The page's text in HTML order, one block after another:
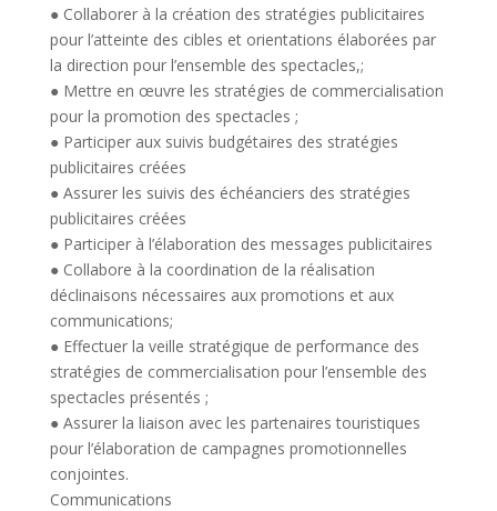
● Collaborer à la création des stratégies publicitaires
pour l’atteinte des cibles et orientations élaborées par
la direction pour l’ensemble des spectacles,;
● Mettre en œuvre les stratégies de commercialisation
pour la promotion des spectacles ;
● Participer aux suivis budgétaires des stratégies
publicitaires créées
● Assurer les suivis des échéanciers des stratégies
publicitaires créées
● Participer à l’élaboration des messages publicitaires
● Collabore à la coordination de la réalisation
déclinaisons nécessaires aux promotions et aux
communications;
● Effectuer la veille stratégique de performance des
stratégies de commercialisation pour l’ensemble des
spectacles présentés ;
● Assurer la liaison avec les partenaires touristiques
pour l’élaboration de campagnes promotionnelles
conjointes.
Communications